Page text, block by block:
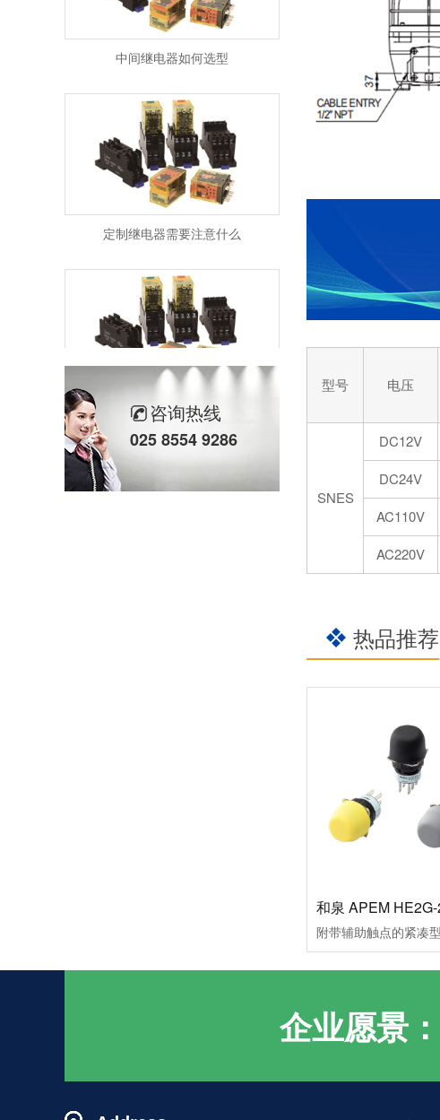
型号 电压
SNES
DC12V
DC24V
AC110V
AC220V
热品推荐
中间继电器如何选型
定制继电器需要注意什么
哪家继电器好？质量靠谱？
咨询热线
025 8554 9286
企业愿景